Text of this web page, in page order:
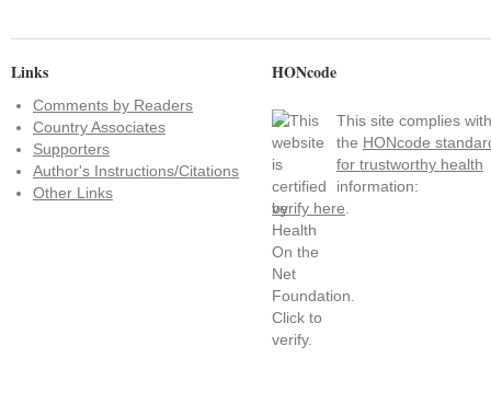
Links
Comments by Readers
Country Associates
Supporters
Author's Instructions/Citations
Other Links
HONcode
This site complies with
the HONcode
for trustworthy health
information:
verify here